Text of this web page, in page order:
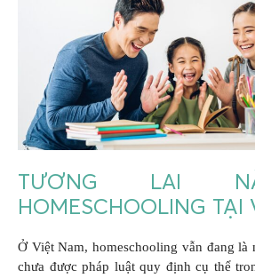
TƯƠNG LAI
HOMESCHOOLING TẠI
Ở Việt Nam, homeschooling vẫn đang là
chưa được pháp luật quy định cụ thể